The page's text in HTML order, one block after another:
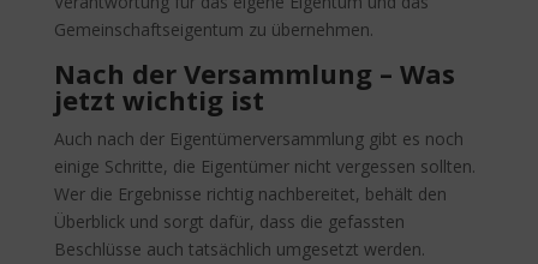
Gemeinschaftseigentum zu übernehmen.
Nach der Versammlung – Was
jetzt wichtig ist
Auch nach der Eigentümerversammlung gibt es noch
einige Schritte, die Eigentümer nicht vergessen sollten.
Wer die Ergebnisse richtig nachbereitet, behält den
Überblick und sorgt dafür, dass die gefassten
Beschlüsse auch tatsächlich umgesetzt werden.